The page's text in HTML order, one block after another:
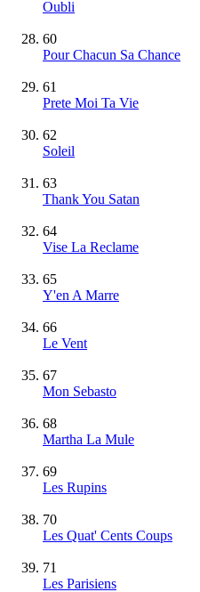
Oubli
60
Pour Chacun Sa Chance
61
Prete Moi Ta Vie
62
Soleil
63
Thank You Satan
64
Vise La Reclame
65
Y'en A Marre
66
Le Vent
67
Mon Sebasto
68
Martha La Mule
69
Les Rupins
70
Les Quat' Cents Coups
71
Les Parisiens